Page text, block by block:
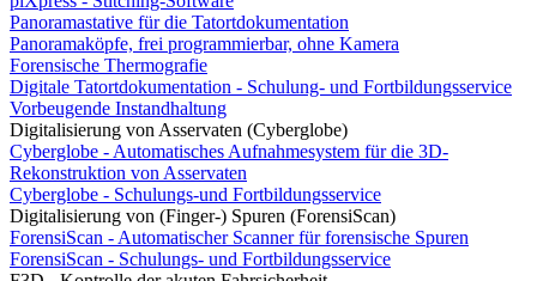
Panoramastative für die Tatortdokumentation
Panoramaköpfe, frei programmierbar, ohne Kamera
Forensische Thermografie
Digitale Tatortdokumentation - Schulung- und Fortbildungsservice
Vorbeugende Instandhaltung
Digitalisierung von Asservaten (Cyberglobe)
Cyberglobe - Automatisches Aufnahmesystem für die 3D-
Rekonstruktion von Asservaten
Cyberglobe - Schulungs-und Fortbildungsservice
Digitalisierung von (Finger-) Spuren (ForensiScan)
ForensiScan - Automatischer Scanner für forensische Spuren
ForensiScan - Schulungs- und Fortbildungsservice